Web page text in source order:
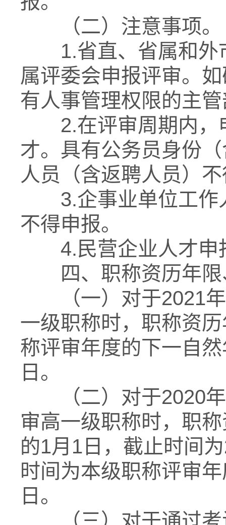
（二）注意事项。
1.省直、省属和外
属评委会申报评审。
有人事管理权限的主
2.在评审周期内，
才。具有公务员身份
人员（含返聘人员）
3.企事业单位工作
不得申报。
4.民营企业人才申
四、职称资历年限
（一）对于2021年
一级职称时，职称资
称评审年度的下一自
日。
（二）对于2020年
审高一级职称时，职
的1月1日，截止时间
时间为本级职称评审
日。
（三）对于通过考